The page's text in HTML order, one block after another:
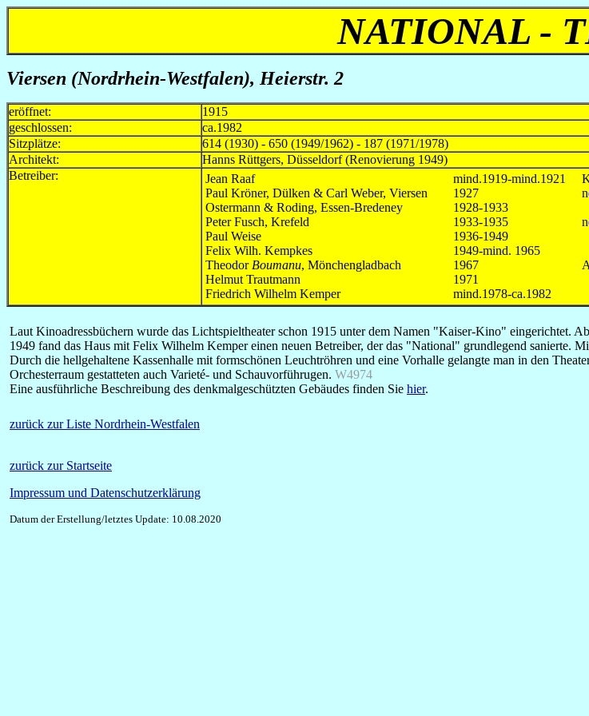
NATIONAL -
Viersen (Nordrhein-Westfalen), Heierstr. 2
eröffnet:
1915
geschlossen:
ca.1982
Sitzplätze:
614 (1930) - 650 (1949/1962) - 187 (1971/1978)
Architekt:
Hanns Rüttgers, Düsseldorf (Renovierung 1949)
Betreiber:
Jean Raaf
Paul Kröner, Dülken & Carl Weber, Viersen
Ostermann & Roding, Essen-Bredeney
Peter Fusch, Krefeld
Paul Weise
Felix Wilh. Kempkes
Theodor Boumanu, Mönchengladbach
Helmut Trautmann
Friedrich Wilhelm Kemper
mind.1919-mind.1921
1927
1928-1933
1933-1935
1936-1949
1949-mind. 1965
1967
1971
mind.1978-ca.1982
Laut Kinoadressbüchern wurde das Lichtspieltheater schon 1915 unter dem Namen "Kaiser-Kino" eingerichtet.
1949 fand das Haus mit Felix Wilhelm Kemper einen neuen Betreiber, der das "National" grundlegend
Durch die hellgehaltene Kassenhalle mit formschönen Leuchtröhren und eine Vorhalle gelangte man in den
Orchesterraum gestatteten auch Varieté- und Schauvorführugen. W4974
Eine ausführliche Beschreibung des denkmalgeschützten Gebäudes finden Sie hier.
zurück zur Liste Nordrhein-Westfalen
zurück zur Startseite
Impressum und Datenschutzerklärung
Datum der Erstellung/letztes Update: 10.08.2020